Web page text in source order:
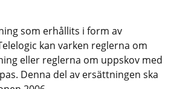
som erhållits i form av
kan varken reglerna om
eller reglerna om uppskov med
Denna del av ersättningen ska